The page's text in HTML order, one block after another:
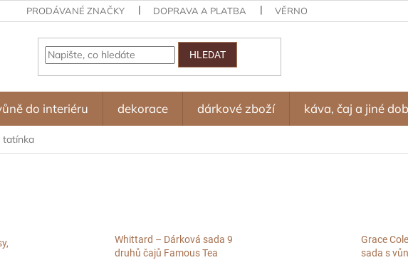
PRODÁVANÉ ZNAČKY DOPRAVA A PLATBA VĚRNOSTNÍ PROGRAM –
HLEDAT
do interiéru dekorace dárkové zboží káva, čaj a jiné
tatínka
Whittard – Dárková sada 9
druhů čajů Famous Tea
Grace
sada s